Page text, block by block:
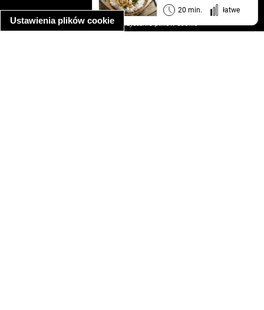
Ustawienia plików cookie
20 min. łatwe
informacja o prywatności
informacja o wykorzystaniu plików cookie